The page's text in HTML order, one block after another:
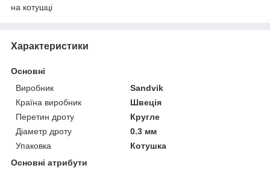
на котушці
Характеристики
Основні
Виробник
Sandvik
Країна виробник
Швеція
Перетин дроту
Кругле
Діаметр дроту
0.3 мм
Упаковка
Котушка
Основні атрибути